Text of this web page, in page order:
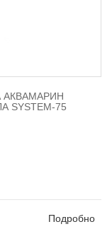
АКВАМАРИН
75
Подробно